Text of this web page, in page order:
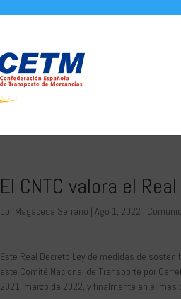
El CNTC valora el
por Magaceda Serrano |Ago 1, 2022 |
Este Real Decreto Ley de medidas de
este Comité Nacional de Transporte por
2021, marzo de 2022, y finalmente en el mes